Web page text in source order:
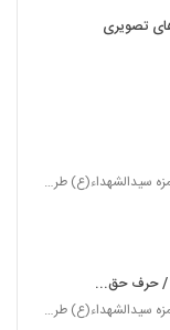
تصویری
موسسه خیریه حمزه سیدالشهداء(ع) طرقبه
/ حرف حق...
موسسه خیریه حمزه سیدالشهداء(ع) طرقبه